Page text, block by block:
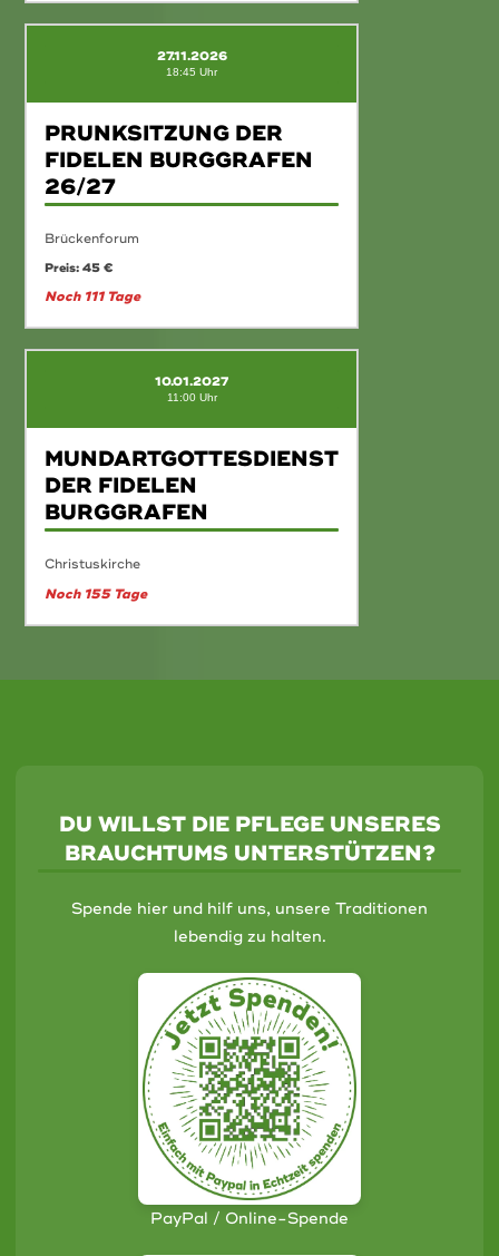
27.11.2026
18:45 Uhr
PRUNKSITZUNG DER
FIDELEN BURGGRAFEN
26/27
Brückenforum
Preis: 45 €
Noch 111 Tage
10.01.2027
11:00 Uhr
MUNDARTGOTTESDIENST
DER FIDELEN
BURGGRAFEN
Christuskirche
Noch 155 Tage
DU WILLST DIE PFLEGE UNSERES
BRAUCHTUMS UNTERSTÜTZEN?
Spende hier und hilf uns, unsere Traditionen
lebendig zu halten.
PayPal / Online-Spende